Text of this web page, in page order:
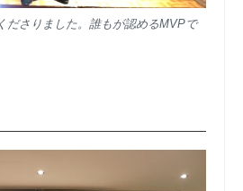
ださりました。誰もが認めるMVPで